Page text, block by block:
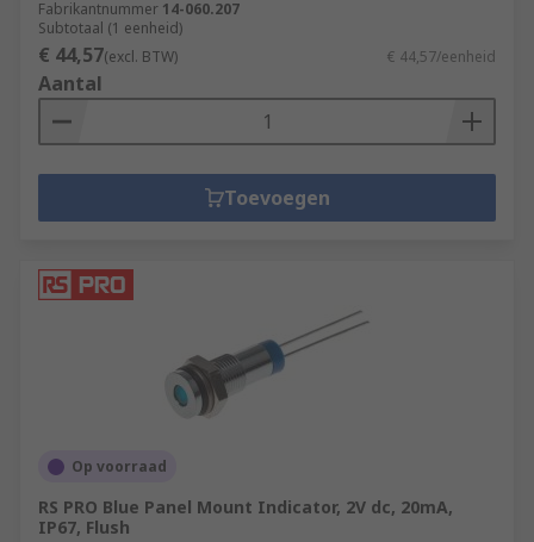
Fabrikantnummer 14-060.207
Subtotaal (1 eenheid)
€ 44,57(excl. BTW) € 44,57/eenheid
Aantal
Toevoegen
Op voorraad
RS PRO Blue Panel Mount Indicator, 2V dc, 20mA,
IP67, Flush